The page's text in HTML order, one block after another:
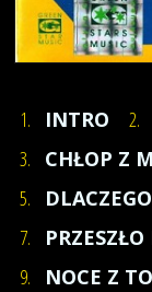
1. INTRO 2.
3.
CHŁOP Z
5.
DLACZEGO
7.
9.
NOCE Z